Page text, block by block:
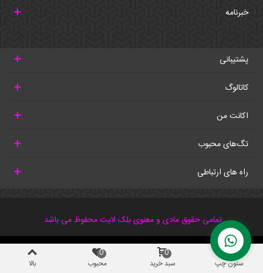
خبرنامه
پشتیبانی
کاتالوگ
اکانت من
تگ‌های محبوب
راه های ارتباطی
تمامی حقوق مادی و معنوی بلک لایت محفوظ می باشد.
ستون چپ سبد خرید
0
محبوب
0
بالا